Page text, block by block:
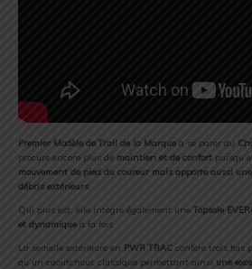
Premier Modèle de Trail de la Marque à se parer du
procure encore plus de maintien et de confort
mouvement de pied du coureur mais apporte aussi
débris extérieurs.
Qui plus est, elle intègre également une Topsole
et dynamique à la fois.
La semelle extérieure en PWR TRAC confère trois fois
qu’un caoutchouc classique permettant ainsi une